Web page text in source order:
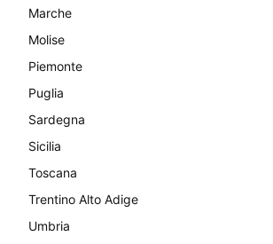
Marche
Molise
Piemonte
Puglia
Sardegna
Sicilia
Toscana
Trentino Alto Adige
Umbria